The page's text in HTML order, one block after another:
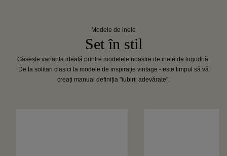
Modele de inele
Set în stil
Găsește varianta ideală printre modelele noastre de inele de logodnă.
De la solitari clasici la modele de inspirație vintage - este timpul să vă
creați manual definiția "iubirii adevărate".